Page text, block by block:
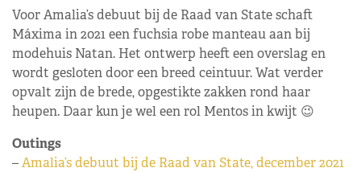
Voor Amalia’s debuut bij de Raad van State schaft
Máxima in 2021 een fuchsia robe manteau aan bij
modehuis Natan. Het ontwerp heeft een overslag en
wordt gesloten door een breed ceintuur. Wat verder
opvalt zijn de brede, opgestikte zakken rond haar
heupen. Daar kun je wel een rol Mentos in kwijt 😉
Outings
–Amalia’s debuut bij de Raad van State, december 2021